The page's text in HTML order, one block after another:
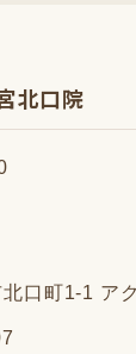
北口院
口町1-1 ア